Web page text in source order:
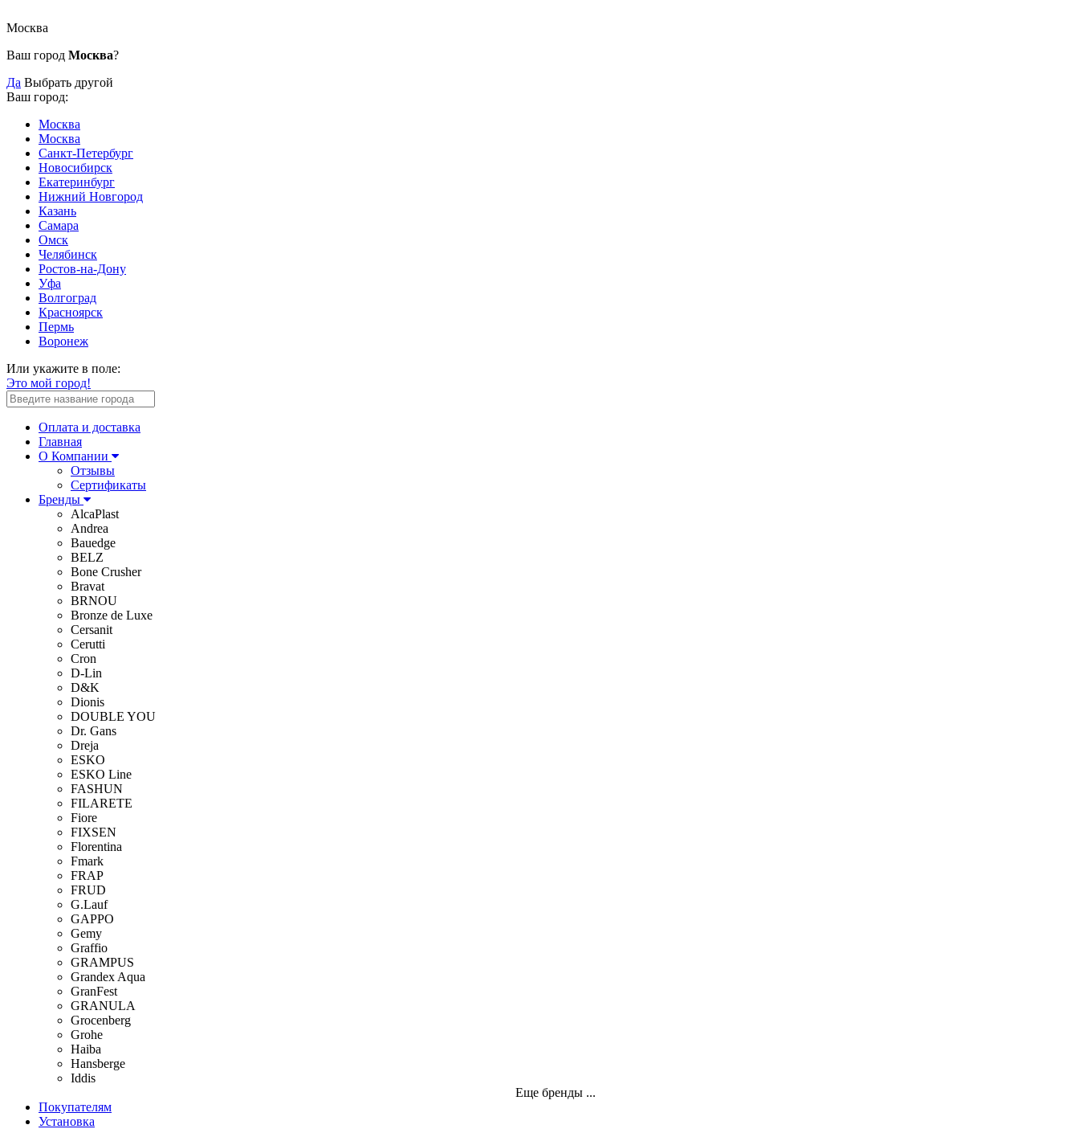
Москва
Ваш город Москва?
Да Выбрать другой
Ваш город:
Москва
Москва
Санкт-Петербург
Новосибирск
Екатеринбург
Нижний Новгород
Казань
Самара
Омск
Челябинск
Ростов-на-Дону
Уфа
Волгоград
Красноярск
Пермь
Воронеж
Или укажите в поле:
Это мой город!
Оплата и доставка
Главная
О Компании
Отзывы
Сертификаты
Бренды
AlcaPlast
Andrea
Bauedge
BELZ
Bone Crusher
Bravat
BRNOU
Bronze de Luxe
Cersanit
Cerutti
Cron
D-Lin
D&K
Dionis
DOUBLE YOU
Dr. Gans
Dreja
ESKO
ESKO Line
FASHUN
FILARETE
Fiore
FIXSEN
Florentina
Fmark
FRAP
FRUD
G.Lauf
GAPPO
Gemy
Graffio
GRAMPUS
Grandex Aqua
GranFest
GRANULA
Grocenberg
Grohe
Haiba
Hansberge
Iddis
Еще бренды ...
Покупателям
Установка